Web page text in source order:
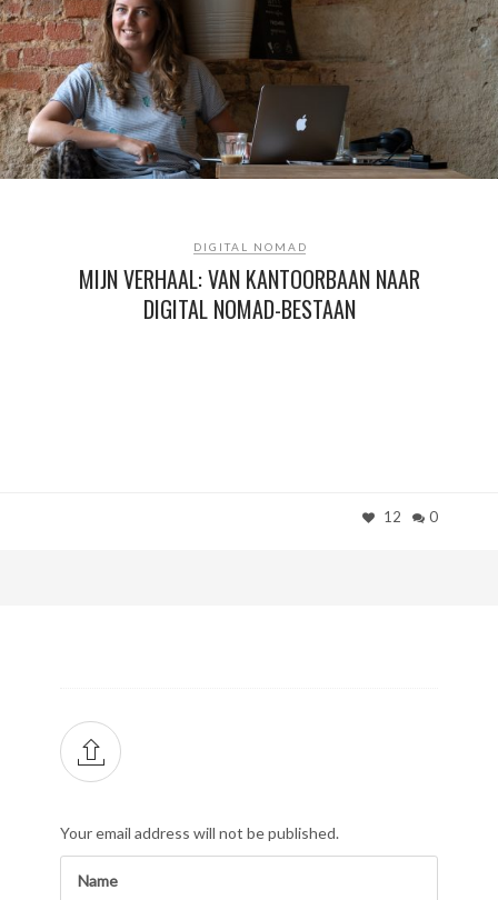
DIGITAL NOMAD
MIJN VERHAAL: VAN KANTOORBAAN NAAR
DIGITAL NOMAD-BESTAAN
12 0
Your email address will not be published.